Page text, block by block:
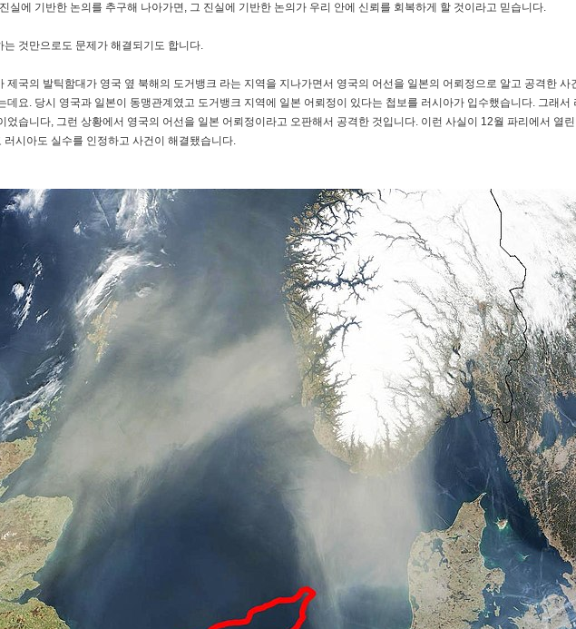
실에 기반한 논의를 추구해 나아가면, 그 진실에 기반한 논의가 우리 안에 신뢰를 회복하게 할 것이라고 믿습니다.
것만으로도 문제가 해결되기도 합니다.
국의 발틱함대가 영국 옆 북해의 도거뱅크 라는 지역을 지나가면서 영국의 어선을 일본의 어뢰정으로 알고 공격한 사
데요. 당시 영국과 일본이 동맹관계였고 도거뱅크 지역에 일본 어뢰정이 있다는 첩보를 러시아가 입수했습니다. 그래서
었습니다, 그런 상황에서 영국의 어선을 일본 어뢰정이라고 오판해서 공격한 것입니다. 이런 사실이 12월 파리에서 열린
시아도 실수를 인정하고 사건이 해결됐습니다.